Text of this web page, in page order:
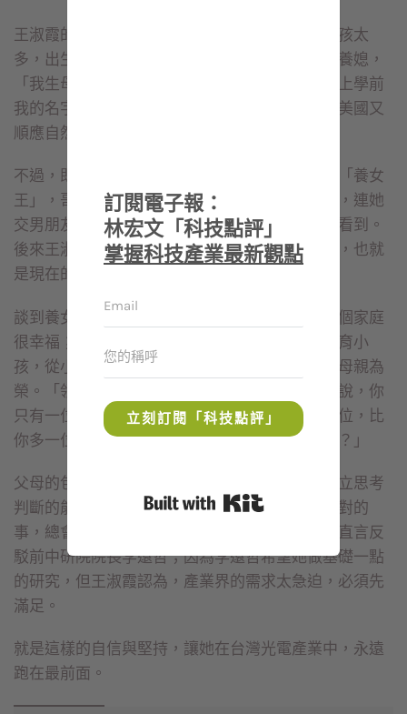
王淑霞的父親是台北松山國小校長，由於家裡小孩太
多，出生第二十四天，父母就把她送給別家當童養媳，
「我生母家姓王，養母家姓顏，老公姓陳，所以上學前
我的名字是顏淑霞，到了學校就改為王淑霞，在美國又
順應自然成了陳淑霞。」
不過，既自信又獨立的王淑霞，卻在養母家變成「養女
王」，哥哥姊姊全都聽她的，養母也處處順著她，連她
交男朋友，都幫她把相片藏起來，不讓自己兒子看到。
後來王淑霞自由戀愛嫁給大學時代認識的男朋友，也就
是現在的老公陳稔。
談到養女生涯，王淑霞沒有悲情，反而覺得有兩個家庭
很幸福；現在她自己也有一名養女，而且她還教育小
孩，從小就讓孩子知道真相，並讓她以擁有兩位母親為
榮。「領養的孩子，理直氣壯地對覺得奇怪的人說，你
只有一位媽媽，我既有媽媽，又有養母，一共兩位，比
你多一位。這樣一名信心十足的孩子，有多可愛？」
父母的包容，讓王淑霞從小自然成長，並養成獨立思考
判斷的能力，「我常常忘記自己是女生，看到不對的
事，總會忍不住大聲跟別人辯論。」王淑霞還曾直言反
駁前中研院院長李遠哲；因為李遠哲希望她做基礎一點
的研究，但王淑霞認為，產業界的需求太急迫，必須先
滿足。
就是這樣的自信與堅持，讓她在台灣光電產業中，永遠
跑在最前面。
訂閱電子報：
林宏文「科技點評」
掌握科技產業最新觀點
立刻訂閱「科技點評」
Built with Kit